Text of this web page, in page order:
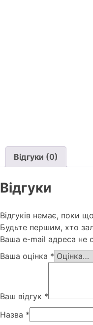
Відгуки (0)
Відгуки
Відгуків немає, поки
Будьте першим, хто
Ваша e-mail адреса не
Ваша оцінка *
Ваш відгук *
Назва *